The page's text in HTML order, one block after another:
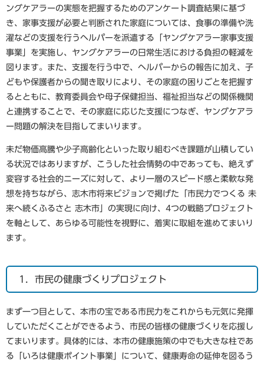
ングケアラーの実態を把握するためのアンケート調査結果に基づ
き、家事支援が必要と判断された家庭については、食事の準備や洗
濯などの支援を行うヘルパーを派遣する「ヤングケアラー家事支援
事業」を実施し、ヤングケアラーの日常生活における負担の軽減を
図ります。また、支援を行う中で、ヘルパーからの報告に加え、子
どもや保護者からの聞き取りにより、その家庭の困りごとを把握す
るとともに、教育委員会や母子保健担当、福祉担当などの関係機関
と連携することで、その家庭に応じた支援につなぎ、ヤングケアラ
ー問題の解決を目指してまいります。
未だ物価高騰や少子高齢化といった取り組むべき課題が山積してい
る状況ではありますが、こうした社会情勢の中であっても、絶えず
変容する社会的ニーズに対して、より一層のスピード感と柔軟な発
想を持ちながら、志木市将来ビジョンで掲げた「市民力でつくる 未
来へ続くふるさと 志木市」の実現に向け、4つの戦略プロジェクト
を軸として、あらゆる可能性を視野に、着実に取組を進めてまいり
ます。
1．市民の健康づくりプロジェクト
まず一つ目として、本市の宝である市民力をこれからも元気に発揮
していただくことができるよう、市民の皆様の健康づくりを応援し
てまいります。具体的には、本市の健康施策の中でも大きな柱であ
る「いろは健康ポイント事業」について、健康寿命の延伸を図るう